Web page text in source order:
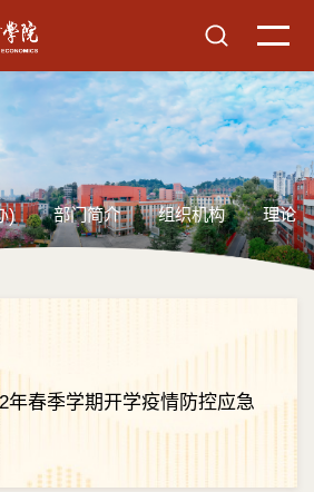
) 部门简介 组织机构 理论
年春季学期开学疫情防控应急